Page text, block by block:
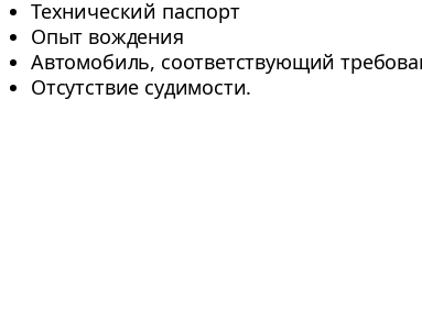
Технический паспорт
Опыт вождения
Автомобиль, соответствующий
Отсутствие судимости.